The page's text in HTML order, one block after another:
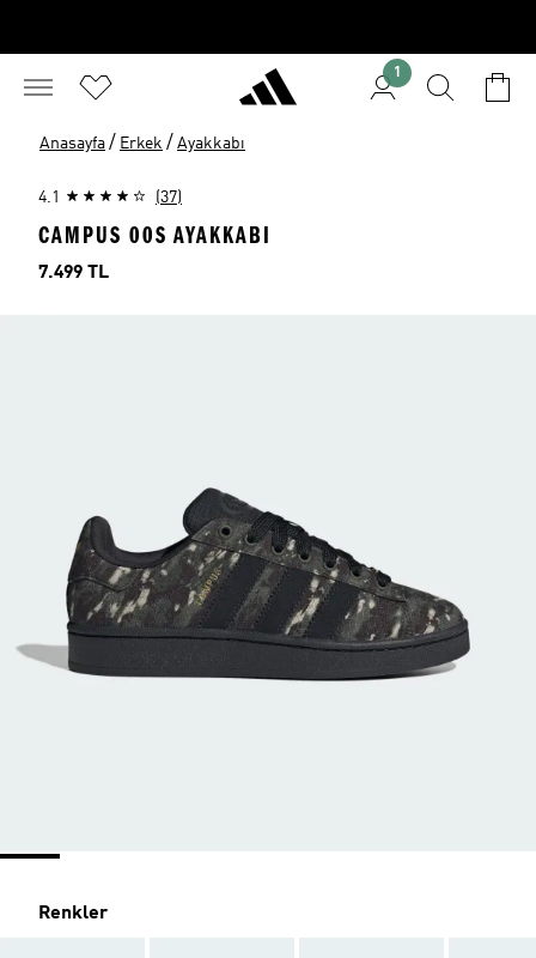
1
Anasayfa / Erkek / Ayakkabı
4.1 (37)
CAMPUS 00S AYAKKABI
Fiyat
7.499 TL
Renkler